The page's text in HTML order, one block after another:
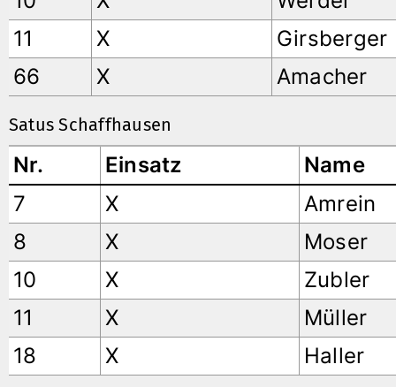
11
X
Girsberger
66
X Amacher
Satus Schaffhausen
Nr. Einsatz
Name
7
X
Amrein
8
X
Moser
10
X
Zubler
11
X
Müller
18
X Haller